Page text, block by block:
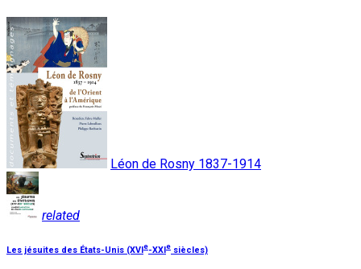
Léon de Rosny 1837-1914
related
Les jésuites des États-Unis (XVI e-XXI e siècles)